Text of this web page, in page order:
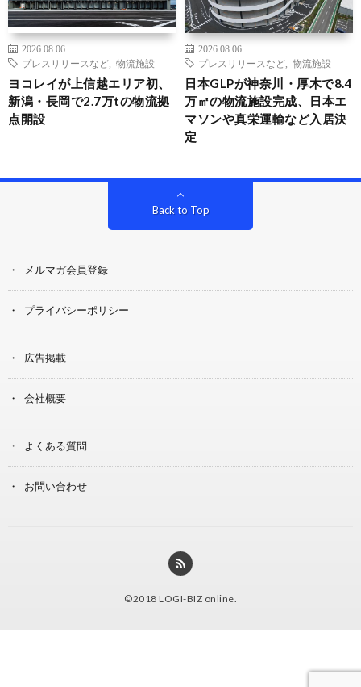
2026.08.06
プレスリリースなど
物流施設
ヨコレイが上信越エリア初、
新潟・長岡で2.7万tの物流拠
点開設
2026.08.06
プレスリリースなど
物流施設
日本GLPが神奈川・厚木で8.4
万㎡の物流施設完成、日本エ
マソンや真栄運輸など入居決
定
Back to Top
メルマガ会員登録
プライバシーポリシー
広告掲載
会社概要
よくある質問
お問い合わせ
©2018 LOGI-BIZ online.